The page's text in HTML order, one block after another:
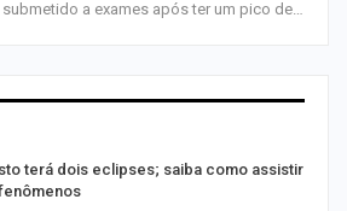
a exames após ter um pico de…
terá dois eclipses; saiba como assistir